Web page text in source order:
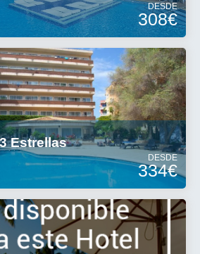
DESDE
308€
Estrellas
DESDE
334€